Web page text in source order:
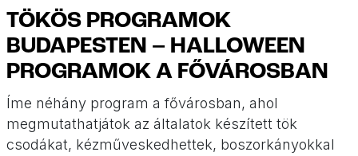
TÖKÖS PROGRAMOK
BUDAPESTEN – HALLOWEEN
PROGRAMOK A FŐVÁROSBAN
Íme néhány program a fővárosban, ahol
megmutathatjátok az általatok készített tök
csodákat, kézműveskedhettek, boszorkányokkal